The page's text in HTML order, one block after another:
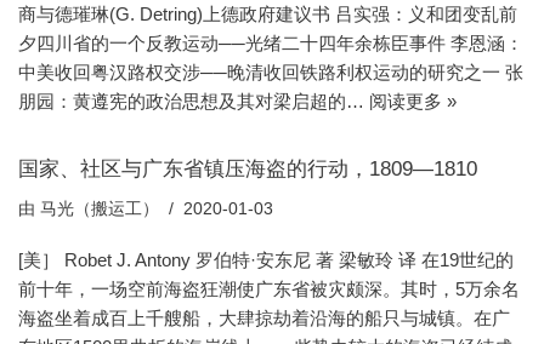
商与德璀琳(G. Detring)上德政府建议书 吕实强：义和团变乱前
夕四川省的一个反教运动──光绪二十四年余栋臣事件 李恩涵：
中美收回粤汉路权交涉──晚清收回铁路利权运动的研究之一 张
朋园：黄遵宪的政治思想及其对梁启超的… 阅读更多 »
国家、社区与广东省镇压海盗的行动，1809—1810
由 马光（搬运工） 2020-01-03
[美］ Robet J. Antony 罗伯特·安东尼 著 梁敏玲 译 在19世纪的
前十年，一场空前海盗狂潮使广东省被灾颇深。其时，5万余名
海盗坐着成百上千艘船，大肆掠劫着沿海的船只与城镇。在广